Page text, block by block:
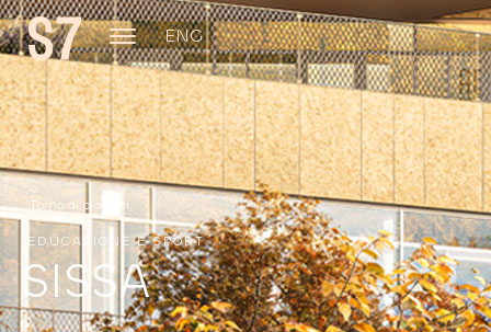
ENG
Torna ai progetti
EDUCAZIONE E SPORT
SISSA